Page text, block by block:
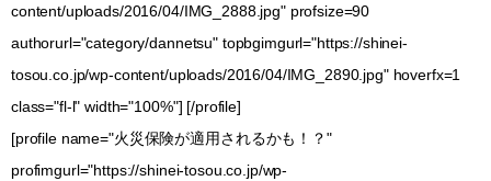
content/uploads/2016/04/IMG_2888.jpg" profsize=90
authorurl="category/dannetsu" topbgimgurl="https://shinei-
tosou.co.jp/wp-content/uploads/2016/04/IMG_2890.jpg" hoverfx=1
class="fl-l" width="100%"] [/profile]
[profile name="火災保険が適用されるかも！？"
profimgurl="https://shinei-tosou.co.jp/wp-